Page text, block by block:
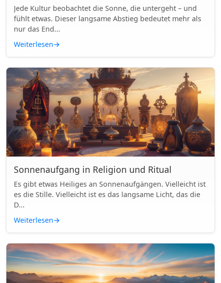
Jede Kultur beobachtet die Sonne, die untergeht – und
fühlt etwas. Dieser langsame Abstieg bedeutet mehr als
nur das End...
Weiterlesen→
Sonnenaufgang in Religion und Ritual
Es gibt etwas Heiliges an Sonnenaufgängen. Vielleicht ist
es die Stille. Vielleicht ist es das langsame Licht, das die
D...
Weiterlesen→